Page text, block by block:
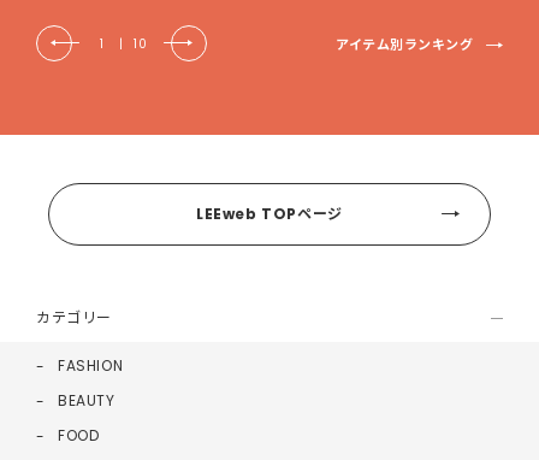
1 | 10 アイテム別ランキング
LEEweb TOPページ
カテゴリー
FASHION
BEAUTY
FOOD